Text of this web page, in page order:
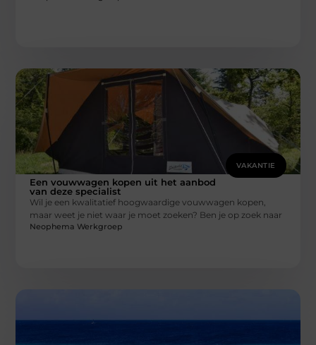
VAKANTIE
Een vouwwagen kopen uit het aanbod
van deze specialist
Wil je een kwalitatief hoogwaardige vouwwagen kopen,
maar weet je niet waar je moet zoeken? Ben je op zoek naar
Neophema Werkgroep